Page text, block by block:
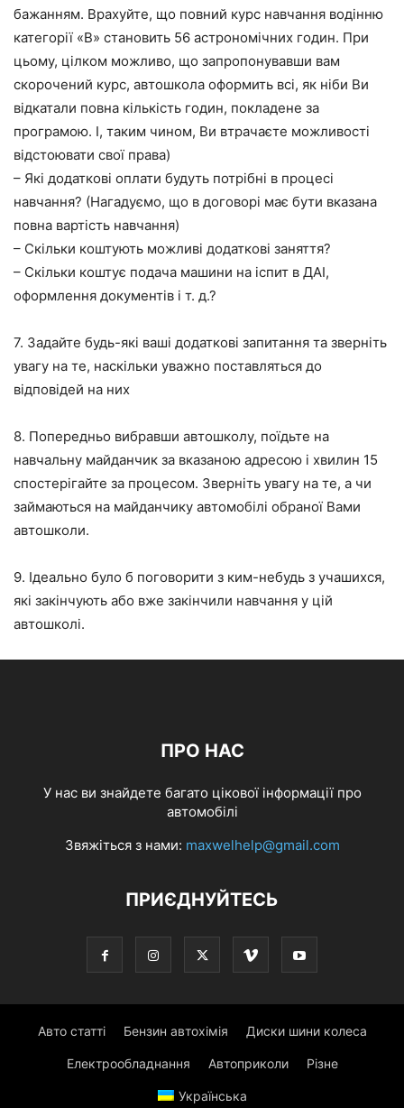
бажанням. Врахуйте, що повний курс навчання водінню
категорії «В» становить 56 астрономічних годин. При
цьому, цілком можливо, що запропонувавши вам
скорочений курс, автошкола оформить всі, як ніби Ви
відкатали повна кількість годин, покладене за
програмою. І, таким чином, Ви втрачаєте можливості
відстоювати свої права)
– Які додаткові оплати будуть потрібні в процесі
навчання? (Нагадуємо, що в договорі має бути вказана
повна вартість навчання)
– Скільки коштують можливі додаткові заняття?
– Скільки коштує подача машини на іспит в ДАІ,
оформлення документів і т. д.?
7. Задайте будь-які ваші додаткові запитання та зверніть
увагу на те, наскільки уважно поставляться до
відповідей на них
8. Попередньо вибравши автошколу, поїдьте на
навчальну майданчик за вказаною адресою і хвилин 15
спостерігайте за процесом. Зверніть увагу на те, а чи
займаються на майданчику автомобілі обраної Вами
автошколи.
9. Ідеально було б поговорити з ким-небудь з учашихся,
які закінчують або вже закінчили навчання у цій
автошколі.
ПРО НАС
У нас ви знайдете багато цікової інформації про
автомобілі
Звяжіться з нами: maxwelhelp@gmail.com
ПРИЄДНУЙТЕСЬ
Авто статті Бензин автохімія Диски шини колеса
Електрообладнання Автоприколи Різне
Українська